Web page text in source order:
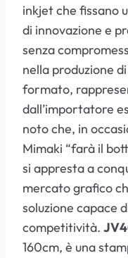
inkjet che fissano
di innovazione e
senza
nella produzione
formato,
dall’importatore
noto che, in
Mimaki “farà il
si appresta a
mercato grafico
soluzione capace
competitività.
160cm, è una